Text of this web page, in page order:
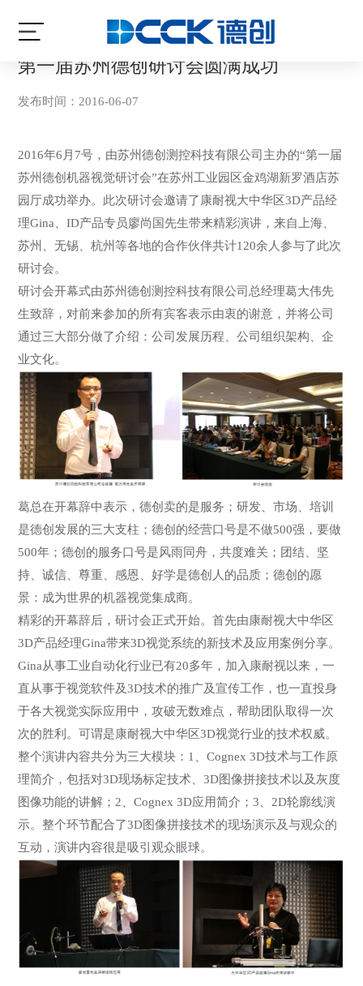
当前位置:首页 /最新资讯 /公司动态
第一届苏州德创研讨会圆满成功
发布时间：2016-06-07
2016年6月7号，由苏州德创测控科技有限公司主办的“第一届
苏州德创机器视觉研讨会”在苏州工业园区金鸡湖新罗酒店苏
园厅成功举办。此次研讨会邀请了康耐视大中华区3D产品经
理Gina、ID产品专员廖尚国先生带来精彩演讲，来自上海、
苏州、无锡、杭州等各地的合作伙伴共计120余人参与了此次
研讨会。
研讨会开幕式由苏州德创测控科技有限公司总经理葛大伟先
生致辞，对前来参加的所有宾客表示由衷的谢意，并将公司
通过三大部分做了介绍：公司发展历程、公司组织架构、企
业文化。
葛总在开幕辞中表示，德创卖的是服务；研发、市场、培训
是德创发展的三大支柱；德创的经营口号是不做500强，要做
500年；德创的服务口号是风雨同舟，共度难关；团结、坚
持、诚信、尊重、感恩、好学是德创人的品质；德创的愿
景：成为世界的机器视觉集成商。
精彩的开幕辞后，研讨会正式开始。首先由康耐视大中华区
3D产品经理Gina带来3D视觉系统的新技术及应用案例分享。
Gina从事工业自动化行业已有20多年，加入康耐视以来，一
直从事于视觉软件及3D技术的推广及宣传工作，也一直投身
于各大视觉实际应用中，攻破无数难点，帮助团队取得一次
次的胜利。可谓是康耐视大中华区3D视觉行业的技术权威。
整个演讲内容共分为三大模块：1、Cognex 3D技术与工作原
理简介，包括对3D现场标定技术、3D图像拼接技术以及灰度
图像功能的讲解；2、Cognex 3D应用简介；3、2D轮廓线演
示。整个环节配合了3D图像拼接技术的现场演示及与观众的
互动，演讲内容很是吸引观众眼球。